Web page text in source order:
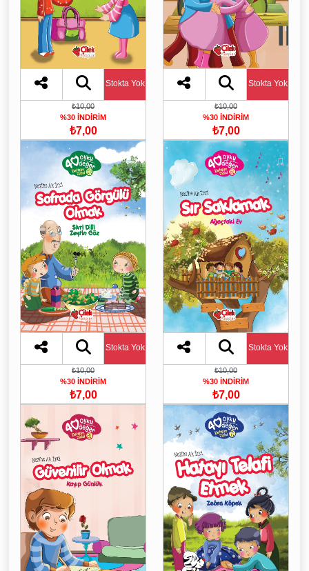
Stokta Yok
₺10,00
%30 İNDİRİM
₺7,00
Stokta Yok
₺10,00
%30 İNDİRİM
₺7,00
Stokta Yok
₺10,00
%30 İNDİRİM
₺7,00
Stokta Yok
₺10,00
%30 İNDİRİM
₺7,00